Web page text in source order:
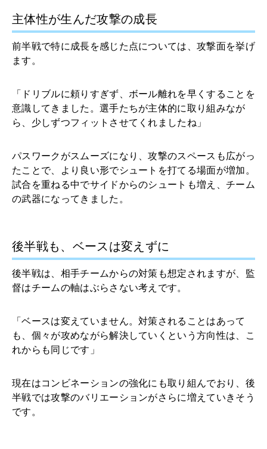
主体性が生んだ攻撃の成長
前半戦で特に成長を感じた点については、攻撃面を挙げ
ます。
「ドリブルに頼りすぎず、ボール離れを早くすることを
意識してきました。選手たちが主体的に取り組みなが
ら、少しずつフィットさせてくれましたね」
パスワークがスムーズになり、攻撃のスペースも広がっ
たことで、より良い形でシュートを打てる場面が増加。
試合を重ねる中でサイドからのシュートも増え、チーム
の武器になってきました。
後半戦も、ベースは変えずに
後半戦は、相手チームからの対策も想定されますが、監
督はチームの軸はぶらさない考えです。
「ベースは変えていません。対策されることはあって
も、個々が攻めながら解決していくという方向性は、こ
れからも同じです」
現在はコンビネーションの強化にも取り組んでおり、後
半戦では攻撃のバリエーションがさらに増えていきそう
です。